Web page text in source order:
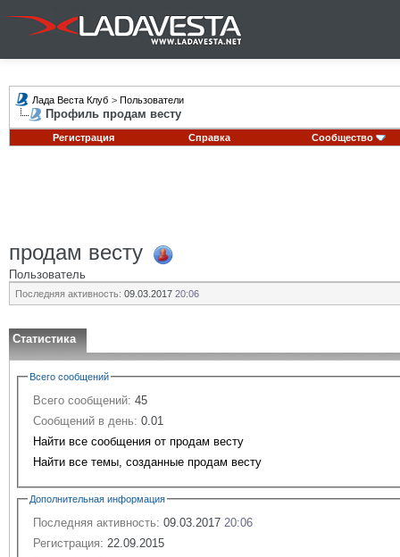
Лада Веста Клуб > Пользователи
Профиль продам весту
Регистрация Справка Сообщество
продам весту
Пользователь
Последняя активность: 09.03.2017 20:06
Статистика
Всего сообщений
Всего сообщений: 45
Сообщений в день: 0.01
Найти все сообщения от продам весту
Найти все темы, созданные продам весту
Дополнительная информация
Последняя активность: 09.03.2017 20:06
Регистрация: 22.09.2015